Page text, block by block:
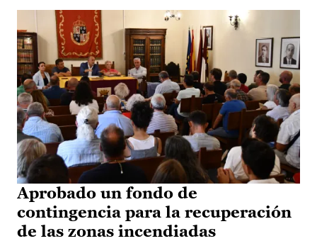
Aprobado un fondo de
contingencia para la recuperación
de las zonas incendiadas